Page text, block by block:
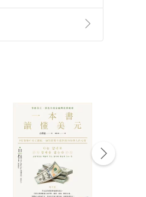
有形媒介提供之數位
申請取消訂單/ 退
完成訂單
Complete